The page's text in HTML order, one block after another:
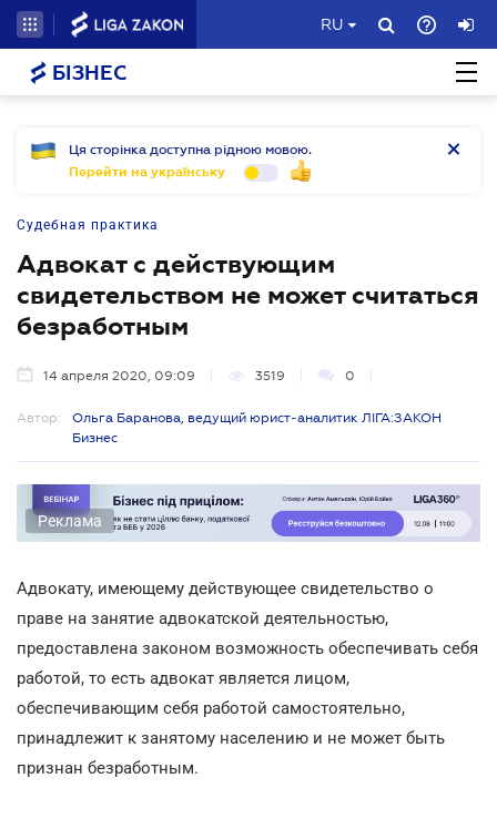
RU
БІЗНЕС
Ця сторінка доступна рідною мовою.
Перейти на українську
Судебная практика
Адвокат с действующим
свидетельством не может считаться
безработным
14 апреля 2020, 09:09 3519 0
Автор:
Ольга Баранова, ведущий юрист-аналитик ЛІГА:ЗАКОН
Бизнес
Реклама
Адвокату, имеющему действующее свидетельство о
праве на занятие адвокатской деятельностью,
предоставлена законом возможность обеспечивать себя
работой, то есть адвокат является лицом,
обеспечивающим себя работой самостоятельно,
принадлежит к занятому населению и не может быть
признан безработным.